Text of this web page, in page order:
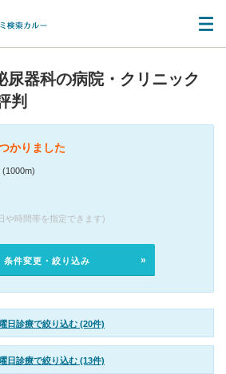
尿器科の病院・クリニック
判
かりました
(1000m)
や時間帯を指定できます)
条件変更・絞り込み
日診療で絞り込む (20件)
日診療で絞り込む (13件)